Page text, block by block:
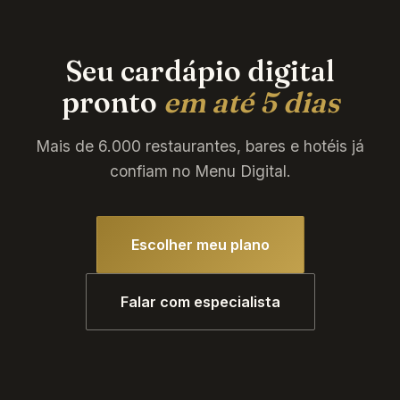
Seu cardápio digital
pronto em até 5 dias
Mais de 6.000 restaurantes, bares e hotéis já
confiam no Menu Digital.
Escolher meu plano
Falar com especialista